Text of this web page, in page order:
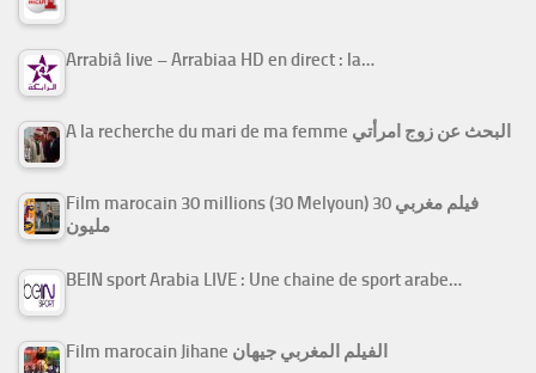
Arrabiâ live – Arrabiaa HD en direct : la…
A la recherche du mari de ma femme البحث عن زوج امرأتي
Film marocain 30 millions (30 Melyoun) فيلم مغربي 30
مليون
BEIN sport Arabia LIVE : Une chaine de sport arabe…
Film marocain Jihane الفيلم المغربي جيهان